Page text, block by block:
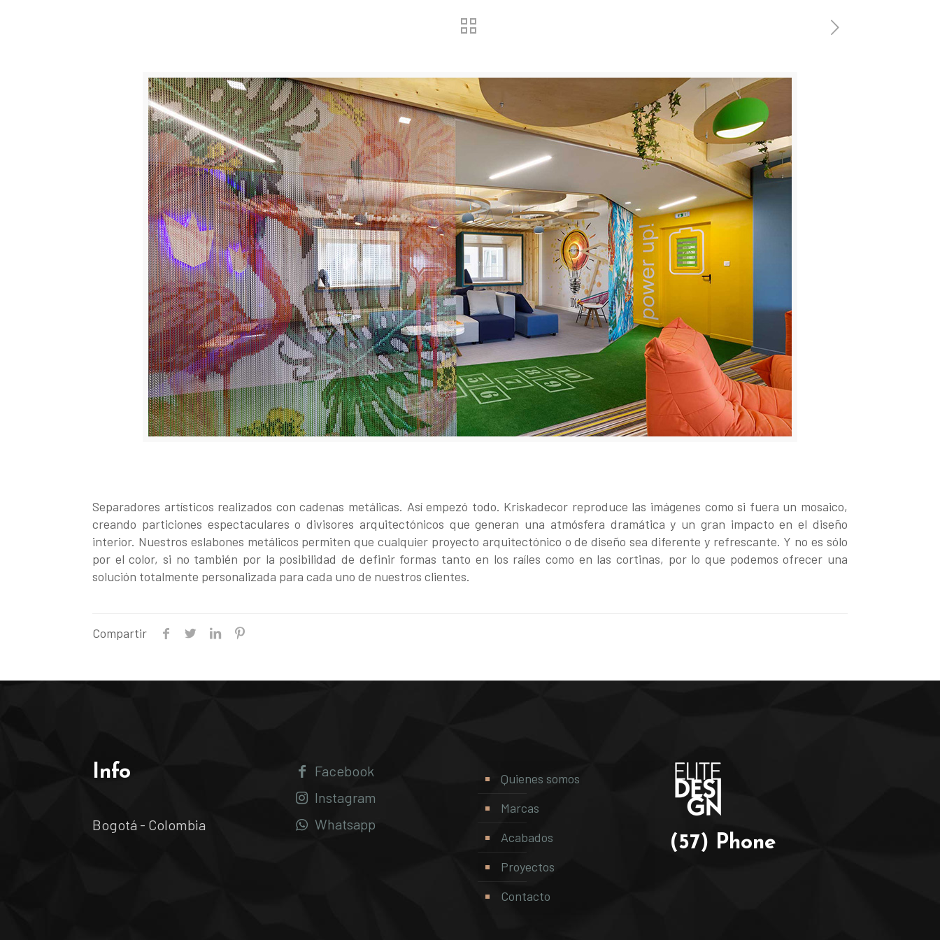
Separadores artísticos realizados con cadenas metálicas. Así empezó todo. Kriskadecor reproduce las imágenes como si fuera un mosaico,
creando particiones espectaculares o divisores arquitectónicos que generan una atmósfera dramática y un gran impacto en el diseño
interior. Nuestros eslabones metálicos permiten que cualquier proyecto arquitectónico o de diseño sea diferente y refrescante. Y no es sólo
por el color, si no también por la posibilidad de definir formas tanto en los raíles como en las cortinas, por lo que podemos ofrecer una
solución totalmente personalizada para cada uno de nuestros clientes.
Compartir
Info
Bogotá - Colombia
Facebook
Instagram
Whatsapp
Quienes somos
Marcas
Acabados
Proyectos
Contacto
(57) Phone